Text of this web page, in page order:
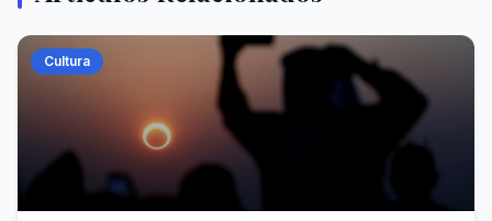
Cultura